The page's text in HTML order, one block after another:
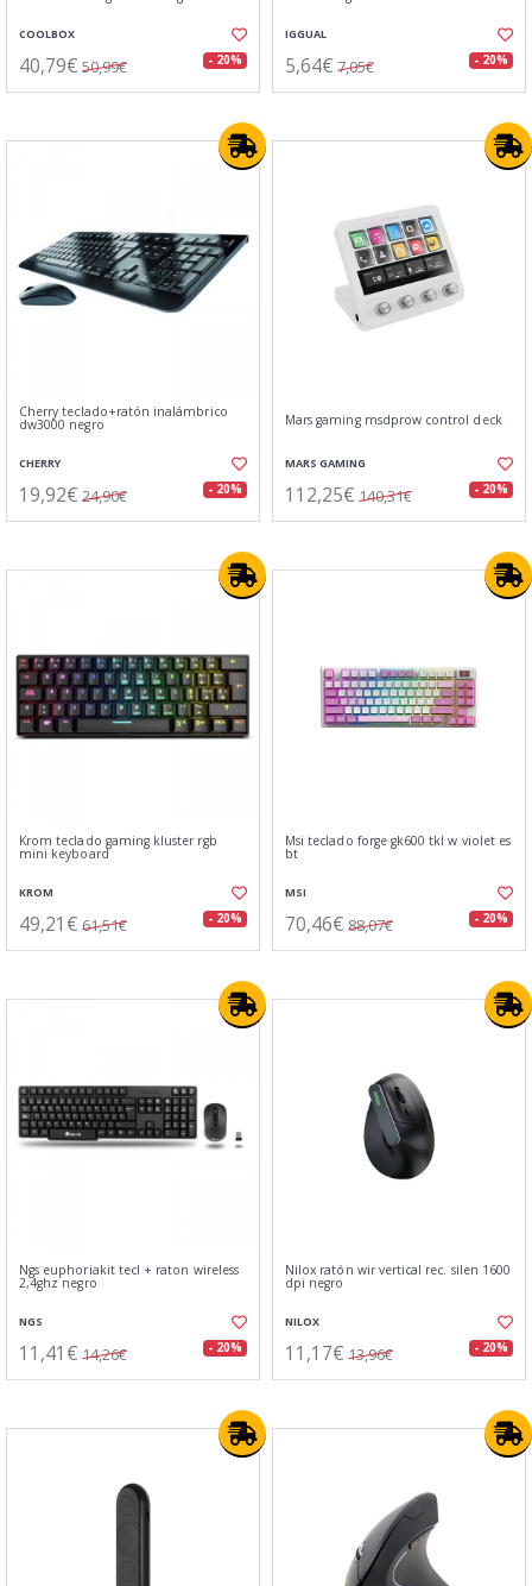
COOLBOX
40,79€ 50,99€ - 20%
IGGUAL
5,64€ 7,05€ - 20%
Cherry teclado+ratón inalámbrico
dw3000 negro
CHERRY
19,92€ 24,90€ - 20%
Mars gaming msdprow control deck
MARS GAMING
112,25€ 140,31€ - 20%
Krom teclado gaming kluster rgb
mini keyboard
KROM
49,21€ 61,51€ - 20%
Msi teclado forge gk600 tkl w violet es
bt
MSI
70,46€ 88,07€ - 20%
Ngs euphoriakit tecl + raton wireless
2,4ghz negro
NGS
11,41€ 14,26€ - 20%
Nilox ratón wir vertical rec. silen 1600
dpi negro
NILOX
11,17€ 13,96€ - 20%